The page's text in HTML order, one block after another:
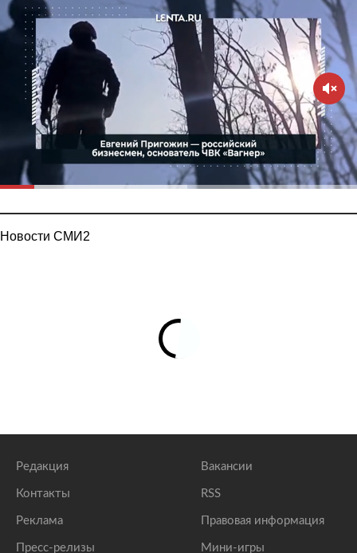
Новости СМИ2
Редакция
Контакты
Реклама
Пресс-релизы
Вакансии
RSS
Правовая информация
Мини-игры